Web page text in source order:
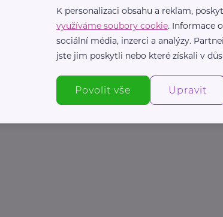
K personalizaci obsahu a reklam,
využíváme soubory cookie. Informace
sociální média, inzerci a analýzy.
jste jim poskytli nebo které získali v
Povolit vše Upravit